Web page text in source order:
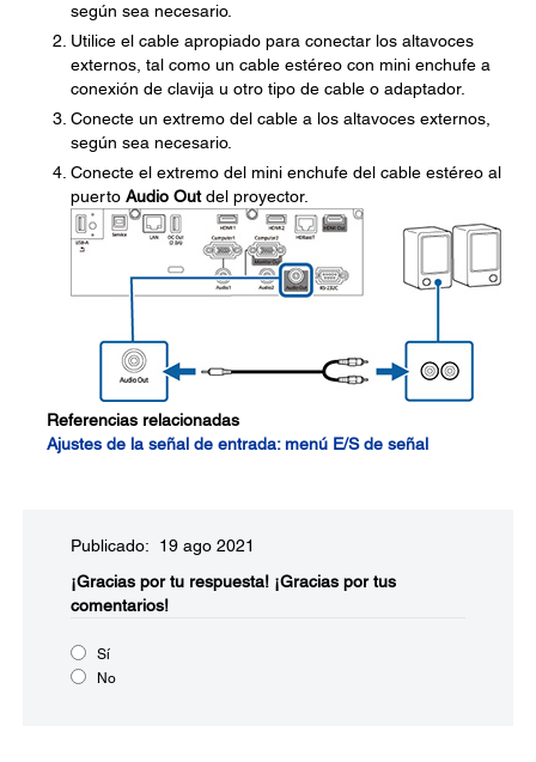
según sea necesario.
Utilice el cable apropiado para conectar los altavoces
externos, tal como un cable estéreo con mini enchufe a
conexión de clavija u otro tipo de cable o adaptador.
Conecte un extremo del cable a los altavoces externos,
según sea necesario.
Conecte el extremo del mini enchufe del cable estéreo al
puerto Audio Outdel proyector.
Referencias relacionadas
Ajustes de la señal de entrada: menú E/S de señal
Publicado: 19 ago 2021
¡Gracias por tu respuesta! ¡Gracias por tus
comentarios!
Sí
No